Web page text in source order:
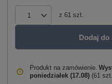
z 61 szt.
Dodaj do
Produkt na zamówienie
poniedziałek (17.08) (61